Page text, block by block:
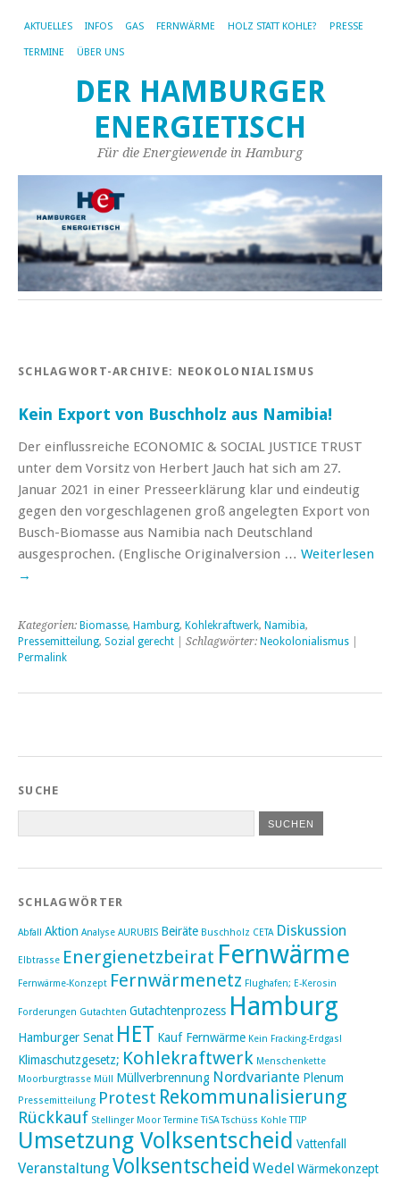
AKTUELLES INFOS GAS FERNWÄRME HOLZ STATT KOHLE? PRESSE
TERMINE ÜBER UNS
DER HAMBURGER
ENERGIETISCH
Für die Energiewende in Hamburg
SCHLAGWORT-ARCHIVE: NEOKOLONIALISMUS
Kein Export von Buschholz aus Namibia!
Der einflussreiche ECONOMIC & SOCIAL JUSTICE TRUST
unter dem Vorsitz von Herbert Jauch hat sich am 27.
Januar 2021 in einer Presseerklärung klar und eindeutig
gegen den vorgeschlagenen groß angelegten Export von
Busch-Biomasse aus Namibia nach Deutschland
ausgesprochen. (Englische Originalversion … Weiterlesen
→
Kategorien: Biomasse, Hamburg, Kohlekraftwerk, Namibia,
Pressemitteilung, Sozial gerecht | Schlagwörter: Neokolonialismus
Permalink
SUCHE
SCHLAGWÖRTER
Abfall Aktion Analyse AURUBIS Beiräte Buschholz CETA Diskussion
Elbtrasse Energienetzbeirat Fernwärme
Fernwärme-Konzept Fernwärmenetz Flughafen; E-Kerosin
Forderungen Gutachten Gutachtenprozess Hamburg
Hamburger Senat HET Kauf Fernwärme Kein Fracking-Erdgas!
Klimaschutzgesetz; Kohlekraftwerk Menschenkette
Moorburgtrasse Müll Müllverbrennung Nordvariante Plenum
Pressemitteilung Protest Rekommunalisierung
Rückkauf Stellinger Moor Termine TiSA Tschüss Kohle TTIP
Umsetzung Volksentscheid Vattenfall
Veranstaltung Volksentscheid Wedel Wärmekonzept